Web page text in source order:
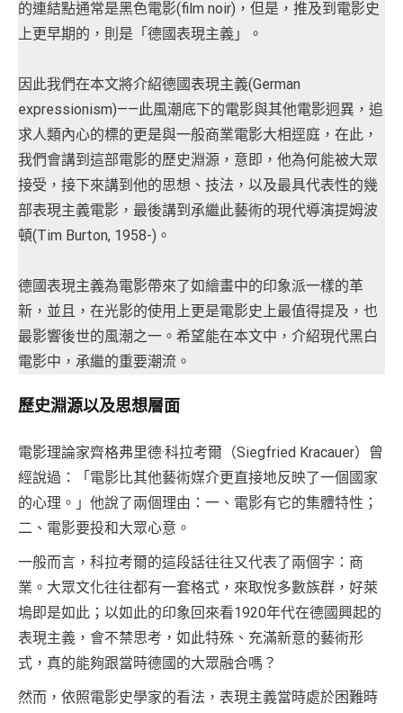
的連結點通常是黑色電影(film noir)，但是，推及到電影史
上更早期的，則是「德國表現主義」。
因此我們在本文將介紹德國表現主義(German
expressionism)——此風潮底下的電影與其他電影迥異，追
求人類內心的標的更是與一般商業電影大相逕庭，在此，
我們會講到這部電影的歷史淵源，意即，他為何能被大眾
接受，接下來講到他的思想、技法，以及最具代表性的幾
部表現主義電影，最後講到承繼此藝術的現代導演提姆波
頓(Tim Burton, 1958-)。
德國表現主義為電影帶來了如繪畫中的印象派一樣的革
新，並且，在光影的使用上更是電影史上最值得提及，也
最影響後世的風潮之一。希望能在本文中，介紹現代黑白
電影中，承繼的重要潮流。
歷史淵源以及思想層面
電影理論家齊格弗里德·科拉考爾（Siegfried Kracauer）曾
經說過：「電影比其他藝術媒介更直接地反映了一個國家
的心理。」他說了兩個理由：一、電影有它的集體特性；
二、電影要投和大眾心意。
一般而言，科拉考爾的這段話往往又代表了兩個字：商
業。大眾文化往往都有一套格式，來取悅多數族群，好萊
塢即是如此；以如此的印象回來看1920年代在德國興起的
表現主義，會不禁思考，如此特殊、充滿新意的藝術形
式，真的能夠跟當時德國的大眾融合嗎？
然而，依照電影史學家的看法，表現主義當時處於困難時